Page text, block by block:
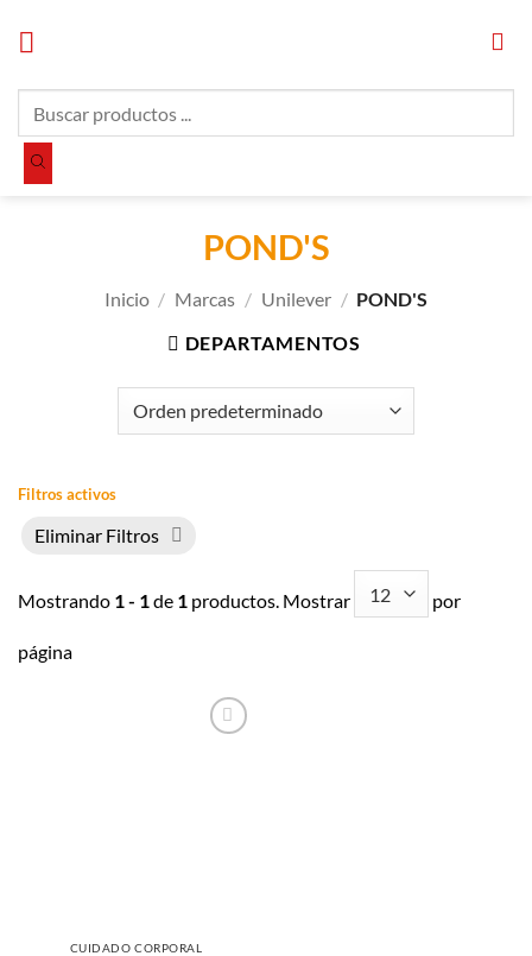
productos
POND'S
Inicio / Marcas / Unilever / POND'S
DEPARTAMENTOS
Filtros activos
Eliminar Filtros
Mostrando 1 - 1de 1 productos. Mostrar por
página
CUIDADO CORPORAL